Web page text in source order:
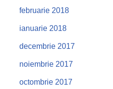
februarie 2018
ianuarie 2018
decembrie 2017
noiembrie 2017
octombrie 2017